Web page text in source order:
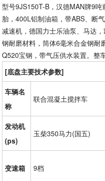
型号9JS150T-B，汉德MAN牌9
胎，400L铝制油箱，带ABS、断
减速机，德国力士乐油泵、马达
钢耐磨材料，筒体6毫米合金钢耐
Q520宝钢，带气压供水装置。整
[底盘主要技术参数]
车辆名
称
联合混凝土搅拌车
发动机
(ps)
玉柴350马力(国五)
变速箱 9档